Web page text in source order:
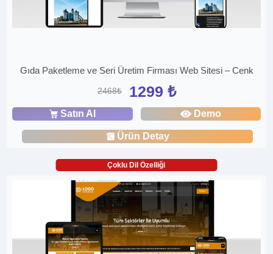
Gıda Paketleme ve Seri Üretim Firması Web Sitesi – Cenk
2468₺ 1299 ₺
Satın Al Demo
Ürün Detay
Çoklu Dil Özelliği